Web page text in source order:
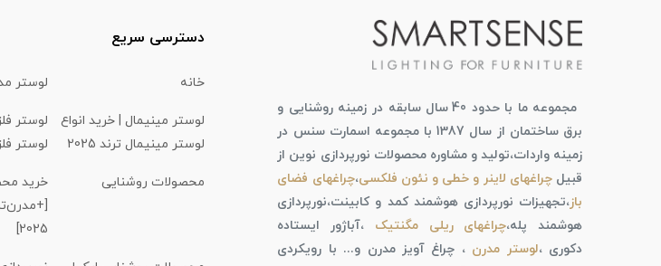
مجموعه ما با حدود 40 سال سابقه در زمینه روشنایی و
برق ساختمان از سال 1387 با مجموعه اسمارت سنس در
زمینه واردات،تولید و مشاوره محصولات نورپردازی نوین از
قبیلچراغهای لاینر و خطی و نئون فلکسی،چراغهای فضای
باز،تجهیزات نورپردازی هوشمند کمد و کابینت،نورپردازی
هوشمند پله،چراغهای ریلی مگنتیک ،آباژور ایستاده
دکوری ،لوستر مدرن ، چراغ آویز مدرن و... با رویکردی
دسترسی سریع
خانه لوستر
لوستر مینیمال | خرید انواع
لوستر مینیمال ترند 2025
لوستر
لوستر
محصولات روشنایی
خرید
2025]